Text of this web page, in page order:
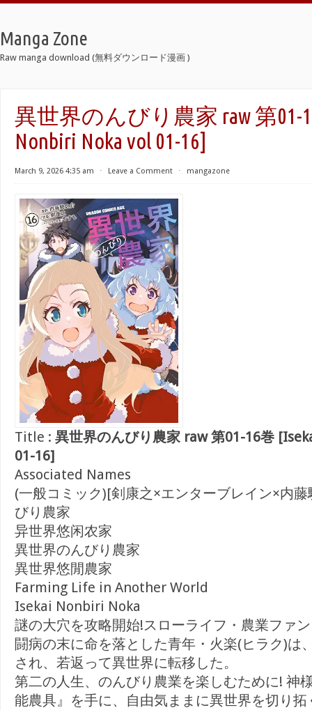
Manga Zone
Raw manga download (無料ダウンロード漫画 )
異世界のんびり農家 raw 第01-
Nonbiri Noka vol 01-16]
March 9, 2026 4:35 am ⋅ Leave a Comment ⋅ mangazone
Title : 異世界のんびり農家 raw 第01-16巻
01-16]
Associated Names
(一般コミック)[剣康之×エンターブレイン×内
びり農家
异世界悠闲农家
異世界のんびり農家
異世界悠閒農家
Farming Life in Another World
Isekai Nonbiri Noka
謎の大穴を攻略開始!スローライフ・農業ファ
闘病の末に命を落とした青年・火楽(ヒラク)は
され、若返って異世界に転移した。
第二の人生、のんびり農業を楽しむために! 神
能農具』を手に、自由気ままに異世界を切り拓